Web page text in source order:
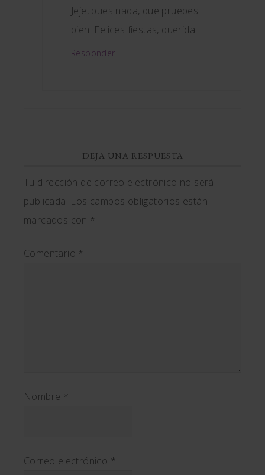
Jeje, pues nada, que pruebes
bien. Felices fiestas, querida!
Responder
DEJA UNA RESPUESTA
Tu dirección de correo electrónico no será
publicada. Los campos obligatorios están
marcados con *
Comentario *
Nombre *
Correo electrónico *